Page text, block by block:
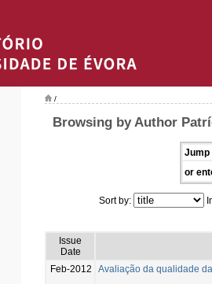
/
Browsing by Author
Jump
or
Sort by:
Issue
Date
Feb-2012
Avaliação da qualidade